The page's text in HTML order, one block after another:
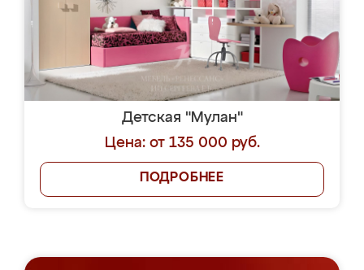
Детская "Мулан"
Цена: от 135 000 руб.
ПОДРОБНЕЕ